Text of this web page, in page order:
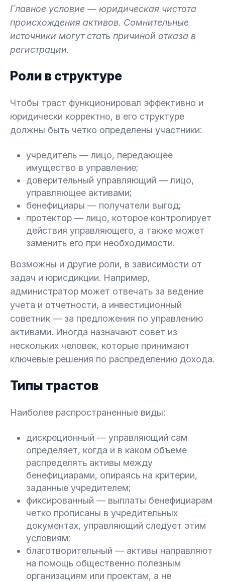
Главное условие — юридическая чистота
происхождения активов. Сомнительные
источники могут стать причиной отказа в
регистрации.
Роли в структуре
Чтобы траст функционировал эффективно и
юридически корректно, в его структуре
должны быть четко определены участники:
учредитель — лицо, передающее
имущество в управление;
доверительный управляющий — лицо,
управляющее активами;
бенефициары — получатели выгод;
протектор — лицо, которое контролирует
действия управляющего, а также может
заменить его при необходимости.
Возможны и другие роли, в зависимости от
задач и юрисдикции. Например,
администратор может отвечать за ведение
учета и отчетности, а инвестиционный
советник — за предложения по управлению
активами. Иногда назначают совет из
нескольких человек, которые принимают
ключевые решения по распределению дохода.
Типы трастов
Наиболее распространенные виды:
дискреционный — управляющий сам
определяет, когда и в каком объеме
распределять активы между
бенефициарами, опираясь на критерии,
заданные учредителем;
фиксированный — выплаты бенефициарам
четко прописаны в учредительных
документах, управляющий следует этим
условиям;
благотворительный — активы направляют
на помощь общественно полезным
организациям или проектам, а не